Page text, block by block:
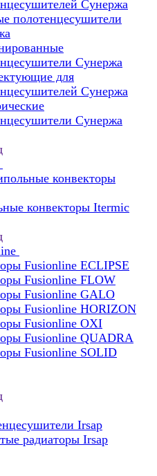
Сунержа
полотенцесушители
Сунержа
для
Сунержа
Сунержа
конвекторы
конвекторы Itermic
Fusionline ECLIPSE
Fusionline FLOW
Fusionline GALO
Fusionline HORIZON
Fusionline OXI
Fusionline QUADRA
Fusionline SOLID
Irsap
радиаторы Irsap